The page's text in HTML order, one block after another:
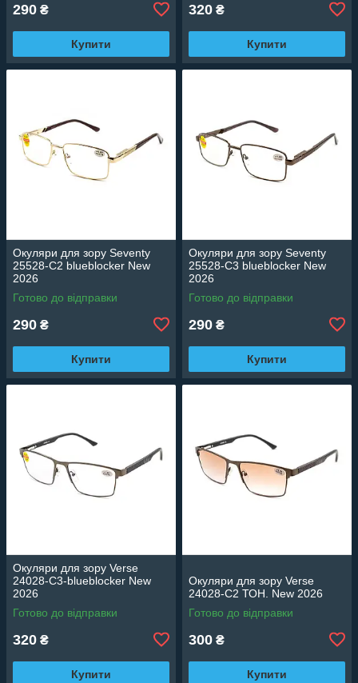
290 ₴
Купити
320 ₴
Купити
Окуляри для зору Seventy
25528-C2 blueblocker New
2026
Готово до відправки
290 ₴
Купити
Окуляри для зору Seventy
25528-C3 blueblocker New
2026
Готово до відправки
290 ₴
Купити
Окуляри для зору Verse
24028-C3-blueblocker New
2026
Готово до відправки
320 ₴
Купити
Окуляри для зору Verse
24028-C2 ТОН. New 2026
Готово до відправки
300 ₴
Купити